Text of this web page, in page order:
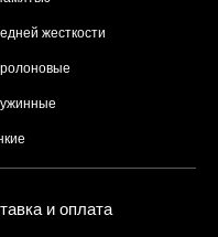
жесткости
и оплата